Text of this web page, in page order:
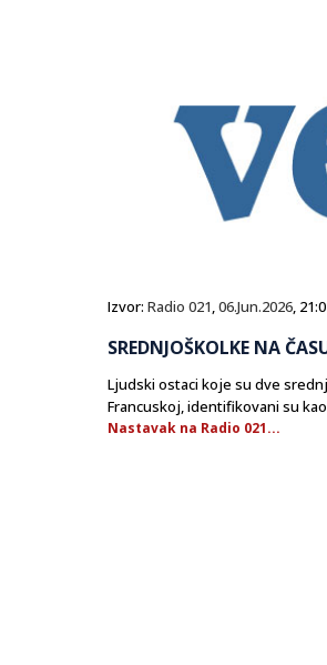
Izvor: Radio 021,06.Jun.2026,
SREDNJOŠKOLKE NA
Ljudski ostaci koje su dve
Francuskoj, identifikovani su
Nastavak na Radio 021...